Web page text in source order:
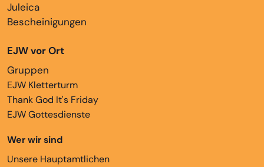
Juleica
Bescheinigungen
EJW vor Ort
Gruppen
EJW Kletterturm
Thank God It's Friday
EJW Gottesdienste
Wer wir sind
Unsere Hauptamtlichen